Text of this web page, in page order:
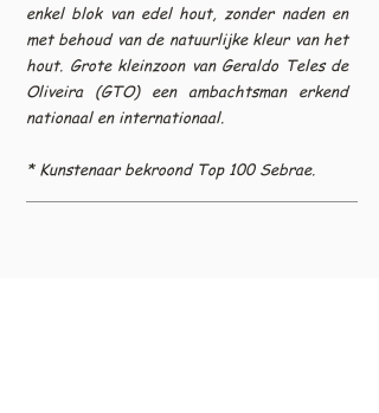
enkel blok van edel hout, zonder naden en
met behoud van de natuurlijke kleur van het
hout. Grote kleinzoon van Geraldo Teles de
Oliveira (GTO) een ambachtsman erkend
nationaal en internationaal.
* Kunstenaar bekroond Top 100 Sebrae.